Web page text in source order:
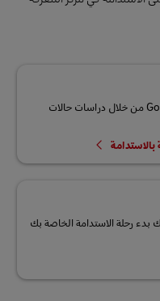
تعرَّف على المزيد عن منتجات GoGreen Plus من خلال دراسات حالات
رحلة الاستدامة الخاصة بك